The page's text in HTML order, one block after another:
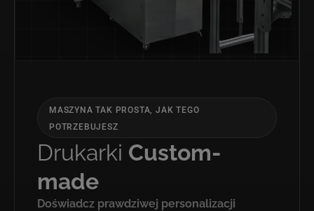
MASZYNA TAK PROSTA, JAK TEGO
POTRZEBUJESZ
Drukarki Custom-
made
Doświadcz prawdziwej personalizacji